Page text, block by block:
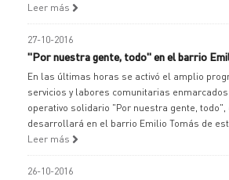
Leer más
27-10-2016
"Por nuestra gente, todo" en el barrio
En las últimas horas se activó el amplio
servicios y labores comunitarias
operativo solidario "Por nuestra gente, todo",
desarrollará en el barrio Emilio Tomás de
Leer más
26-10-2016